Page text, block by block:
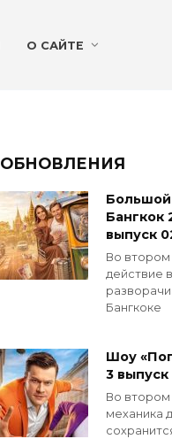
О САЙТЕ
ОБНОВЛЕНИЯ
Бангкок
выпуск
Во втором
действие
Бангкоке
Шоу
3
Во втором
механика